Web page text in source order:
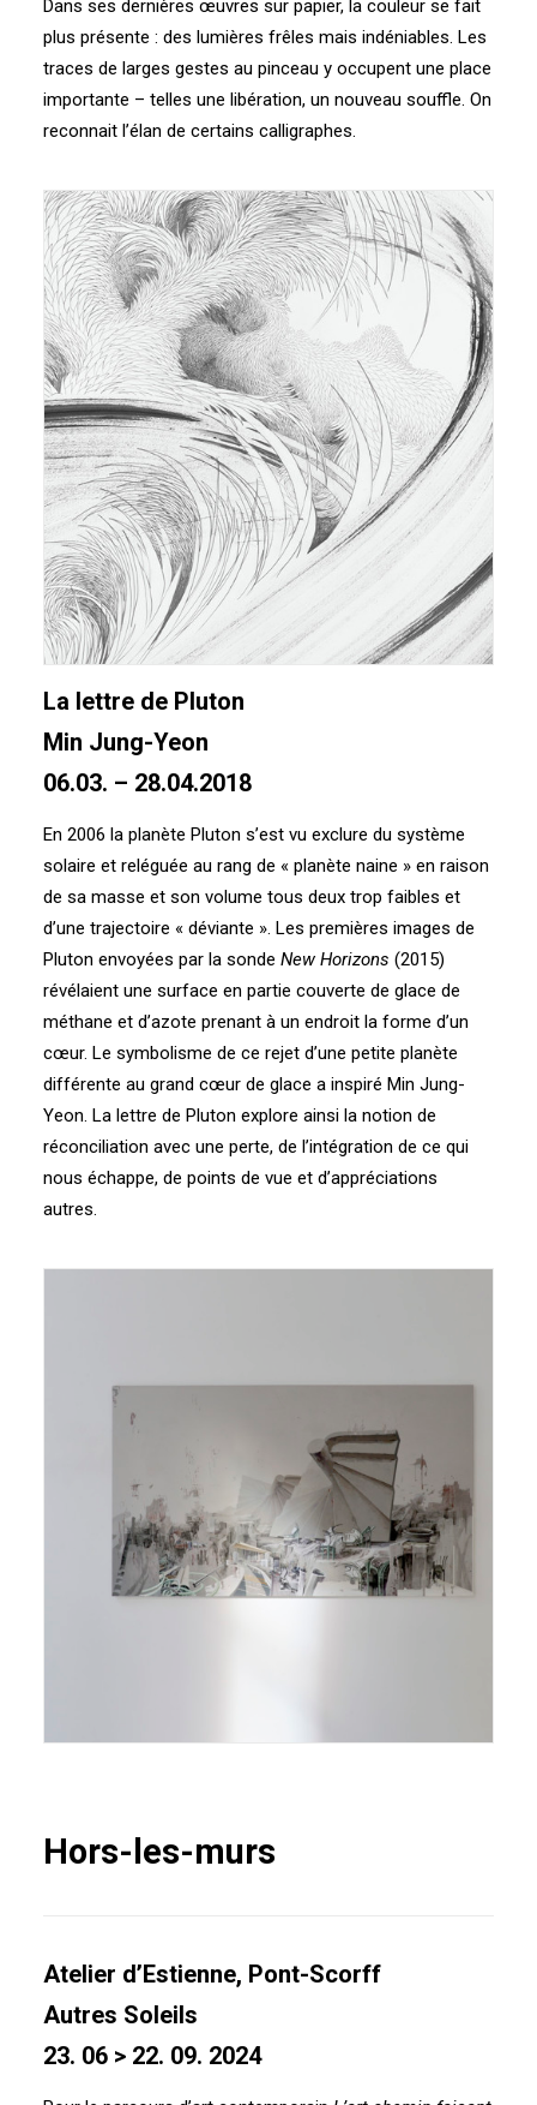
Dans ses dernières œuvres sur papier, la couleur se fait
plus présente : des lumières frêles mais indéniables. Les
traces de larges gestes au pinceau y occupent une place
importante – telles une libération, un nouveau souffle. On
reconnait l’élan de certains calligraphes.
La lettre de Pluton
Min Jung-Yeon
06.03. – 28.04.2018
En 2006 la planète Pluton s’est vu exclure du système
solaire et reléguée au rang de « planète naine » en raison
de sa masse et son volume tous deux trop faibles et
d’une trajectoire « déviante ». Les premières images de
Pluton envoyées par la sonde New Horizons (2015)
révélaient une surface en partie couverte de glace de
méthane et d’azote prenant à un endroit la forme d’un
cœur. Le symbolisme de ce rejet d’une petite planète
différente au grand cœur de glace a inspiré Min Jung-
Yeon. La lettre de Pluton explore ainsi la notion de
réconciliation avec une perte, de l’intégration de ce qui
nous échappe, de points de vue et d’appréciations
autres.
Hors-les-murs
Atelier d’Estienne, Pont-Scorff
Autres Soleils
23. 06 > 22. 09. 2024